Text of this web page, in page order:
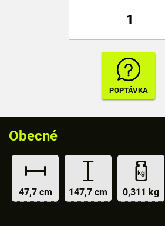
Obecné
47,7 cm 147,7 cm 0,311 kg